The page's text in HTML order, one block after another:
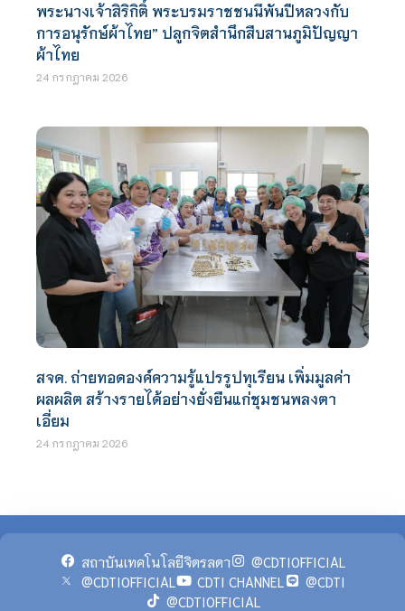
พระนางเจ้าสิริกิติ์ พระบรมราชชนนีพันปีหลวงกับ
การอนุรักษ์ผ้าไทย” ปลูกจิตสำนึกสืบสานภูมิปัญญา
ผ้าไทย
24 กรกฎาคม 2026
สจด. ถ่ายทอดองค์ความรู้แปรรูปทุเรียน เพิ่มมูลค่า
ผลผลิต สร้างรายได้อย่างยั่งยืนแก่ชุมชนพลงตา
เอี่ยม
24 กรกฎาคม 2026
สถาบันเทคโนโลยีจิตรลดา
@CDTIOFFICIAL
@CDTIOFFICIAL
CDTI CHANNEL
@CDTI
@CDTIOFFICIAL